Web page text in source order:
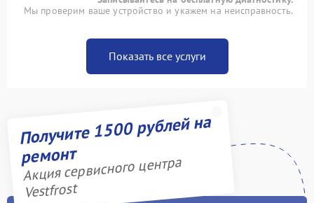
Мы проверим ваше устройство и укажем на неисправность.
Показать все услуги
Получите 1500 рублей на
ремонт
Акция сервисного центра
Vestfrost